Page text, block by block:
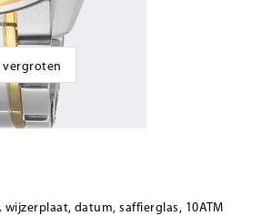
vergroten
datum, saffierglas, 10ATM